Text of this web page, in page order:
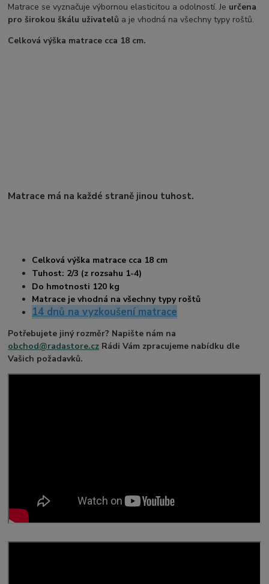
Matrace se vyznačuje výbornou elasticitou a odolností. Je určena
pro širokou škálu uživatelů a je vhodná na všechny typy roštů.
Celková výška matrace cca 18 cm.
Matrace má na každé straně jinou tuhost.
Celková výška matrace cca 18 cm
Tuhost: 2/3 (z rozsahu 1-4)
Do hmotnosti 120 kg
Matrace je vhodná na všechny typy roštů
14 dnů na vyzkoušení matrace
Potřebujete jiný rozměr? Napište nám na
obchod@radastore.cz Rádi Vám zpracujeme nabídku dle
Vašich požadavků.